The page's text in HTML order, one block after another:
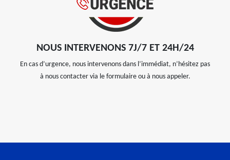
NOUS INTERVENONS 7J/7 ET 24H/24
En cas d’urgence, nous intervenons dans l’immédiat, n’hésitez pas
à nous contacter via le formulaire ou à nous appeler.